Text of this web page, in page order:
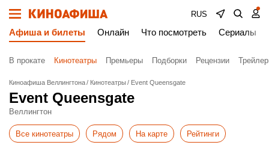
RUS
Афиша и билеты Онлайн Что посмотреть Сериалы
В прокате Кинотеатры Премьеры Подборки Рецензии
Киноафиша Веллингтона Кинотеатры Event Queensgate
Event Queensgate
Веллингтон
Все кинотеатры Рядом На карте Рейтинги